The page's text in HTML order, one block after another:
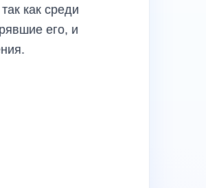
как среди
его, и